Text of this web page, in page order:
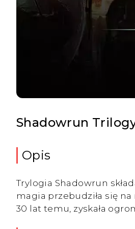
Shadowrun
Opis
Trylogia Shadowrun
magia przebudziła się
30 lat temu, zyskała